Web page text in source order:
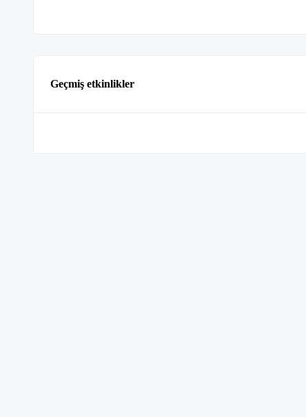
Geçmiş etkinlikler